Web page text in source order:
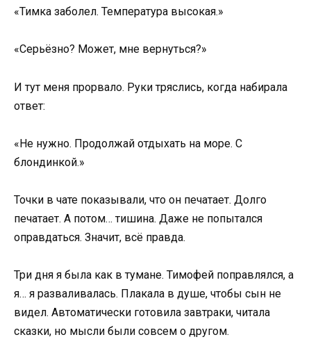
«Тимка заболел. Температура высокая.»
«Серьёзно? Может, мне вернуться?»
И тут меня прорвало. Руки тряслись, когда набирала
ответ:
«Не нужно. Продолжай отдыхать на море. С
блондинкой.»
Точки в чате показывали, что он печатает. Долго
печатает. А потом… тишина. Даже не попытался
оправдаться. Значит, всё правда.
Три дня я была как в тумане. Тимофей поправлялся, а
я… я разваливалась. Плакала в душе, чтобы сын не
видел. Автоматически готовила завтраки, читала
сказки, но мысли были совсем о другом.